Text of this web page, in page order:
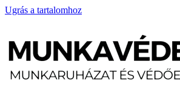
Ugrás a tartalomhoz